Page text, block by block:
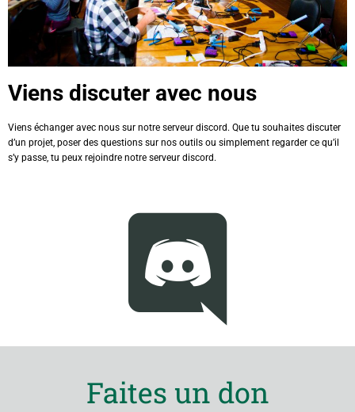
Viens discuter avec nous
Viens échanger avec nous sur notre serveur discord. Que tu souhaites discuter
d’un projet, poser des questions sur nos outils ou simplement regarder ce qu’il
s’y passe, tu peux rejoindre notre serveur discord.
Faites un don